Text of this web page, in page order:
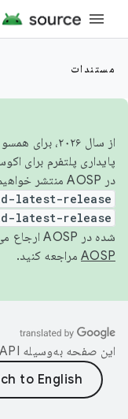
مستندات
از سال ۲۰۲۶،
پایداری پلتفرم برای
در AOSP منتشر خواهیم کرد. برای ساخت و مشارکت در AOSP،
latest-release
latest-release
شده در AOSP ارجاع می‌دهد. برای اطلاعات بیشتر، به
AOSP مراجعه کنید.
این صفحه به‌وسیله